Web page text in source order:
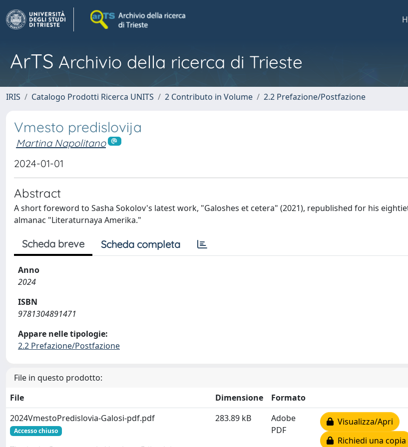
ArTS Archivio della ricerca di Trieste
IRIS Catalogo Prodotti Ricerca UNITS 2 Contributo in Volume 2.2 Prefazione/Postfazione
Vmesto predislovija
Martina Napolitano
2024-01-01
Abstract
A short foreword to Sasha Sokolov's latest work, "Galoshes et cetera" (2021), republished for his
almanac "Literaturnaya Amerika."
Scheda breve Scheda completa
Anno
2024
ISBN
9781304891471
Appare nelle tipologie:
2.2 Prefazione/Postfazione
File in questo prodotto:
File
Dimensione
Formato
2024VmestoPredislovia-Galosi-pdf.pdf
Accesso chiuso
283.89 kB
Adobe
PDF
Visualizza/Apri
Richiedi una copia